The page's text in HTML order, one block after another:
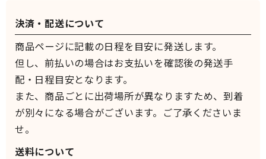
決済・配送について
商品ページに記載の日程を目安に発送します。
但し、前払いの場合はお支払いを確認後の発送手
配・日程目安となります。
また、商品ごとに出荷場所が異なりますため、到着
が別々になる場合がございます。ご了承くださいま
せ。
送料について